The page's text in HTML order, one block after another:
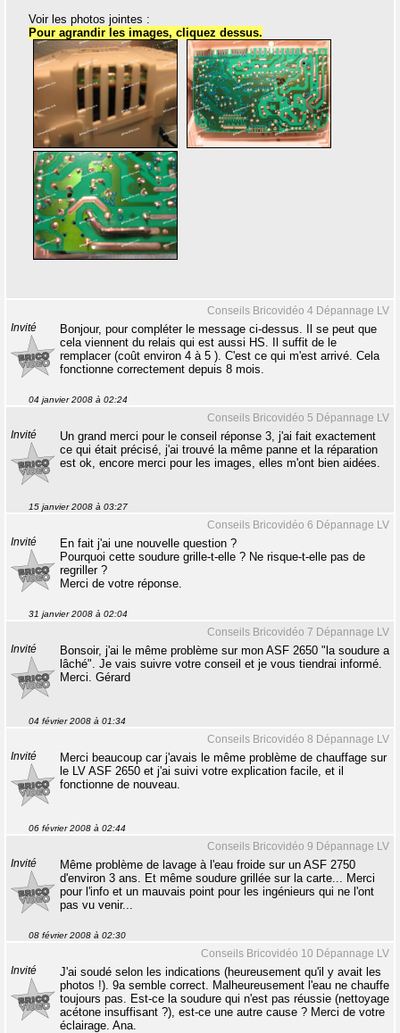
Voir les photos jointes :
Pour agrandir les images, cliquez dessus.
Conseils Bricovidéo 4 Dépannage LV
Invité
Bonjour, pour compléter le message ci-dessus. Il se peut que
cela viennent du relais qui est aussi HS. Il suffit de le
remplacer (coût environ 4 à 5 ). C'est ce qui m'est arrivé. Cela
fonctionne correctement depuis 8 mois.
04 janvier 2008 à 02:24
Conseils Bricovidéo 5 Dépannage LV
Invité
Un grand merci pour le conseil réponse 3, j'ai fait exactement
ce qui était précisé, j'ai trouvé la même panne et la réparation
est ok, encore merci pour les images, elles m'ont bien aidées.
15 janvier 2008 à 03:27
Conseils Bricovidéo 6 Dépannage LV
Invité
En fait j'ai une nouvelle question ?
Pourquoi cette soudure grille-t-elle ? Ne risque-t-elle pas de
regriller ?
Merci de votre réponse.
31 janvier 2008 à 02:04
Conseils Bricovidéo 7 Dépannage LV
Invité
Bonsoir, j'ai le même problème sur mon ASF 2650 "la soudure a
lâché". Je vais suivre votre conseil et je vous tiendrai informé.
Merci. Gérard
04 février 2008 à 01:34
Conseils Bricovidéo 8 Dépannage LV
Invité
Merci beaucoup car j'avais le même problème de chauffage sur
le LV ASF 2650 et j'ai suivi votre explication facile, et il
fonctionne de nouveau.
06 février 2008 à 02:44
Conseils Bricovidéo 9 Dépannage LV
Invité
Même problème de lavage à l'eau froide sur un ASF 2750
d'environ 3 ans. Et même soudure grillée sur la carte... Merci
pour l'info et un mauvais point pour les ingénieurs qui ne l'ont
pas vu venir...
08 février 2008 à 02:30
Conseils Bricovidéo 10 Dépannage LV
Invité
J'ai soudé selon les indications (heureusement qu'il y avait les
photos !). 9a semble correct. Malheureusement l'eau ne chauffe
toujours pas. Est-ce la soudure qui n'est pas réussie (nettoyage
acétone insuffisant ?), est-ce une autre cause ? Merci de votre
éclairage. Ana.